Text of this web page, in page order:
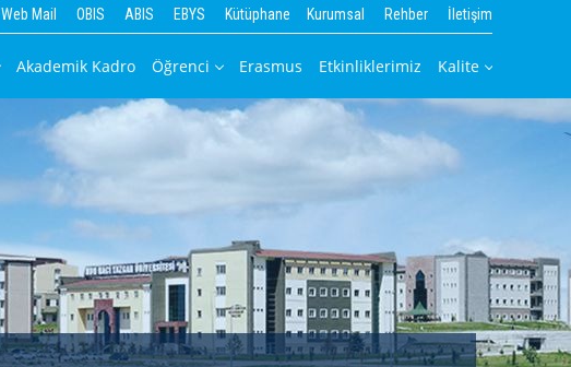
Web Mail OBIS ABIS EBYS Kütüphane Kurumsal Rehber İletişim
Akademik Kadro Öğrenci Erasmus Etkinliklerimiz Kalite